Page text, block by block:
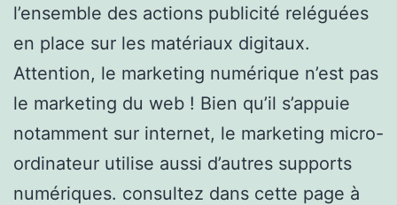
l’ensemble des actions publicité reléguées
en place sur les matériaux digitaux.
Attention, le marketing numérique n’est pas
le marketing du web ! Bien qu’il s’appuie
notamment sur internet, le marketing micro-
ordinateur utilise aussi d’autres supports
numériques. consultez dans cette page à